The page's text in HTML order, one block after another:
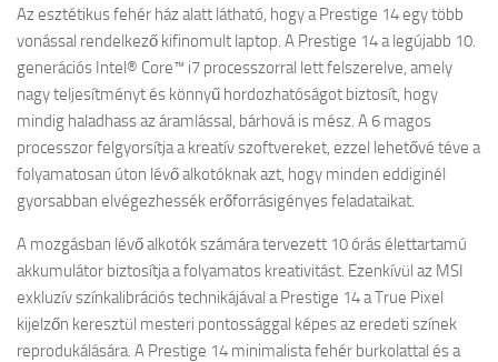
Az esztétikus fehér ház alatt látható, hogy a Prestige 14 egy több
vonással rendelkező kifinomult laptop. A Prestige 14 a legújabb 10.
generációs Intel® Core™ i7 processzorral lett felszerelve, amely
nagy teljesítményt és könnyű hordozhatóságot biztosít, hogy
mindig haladhass az áramlással, bárhová is mész. A 6 magos
processzor felgyorsítja a kreatív szoftvereket, ezzel lehetővé téve a
folyamatosan úton lévő alkotóknak azt, hogy minden eddiginél
gyorsabban elvégezhessék erőforrásigényes feladataikat.
A mozgásban lévő alkotók számára tervezett 10 órás élettartamú
akkumulátor biztosítja a folyamatos kreativitást. Ezenkívül az MSI
exkluzív színkalibrációs technikájával a Prestige 14 a True Pixel
kijelzőn keresztül mesteri pontossággal képes az eredeti színek
reprodukálására. A Prestige 14 minimalista fehér burkolattal és a